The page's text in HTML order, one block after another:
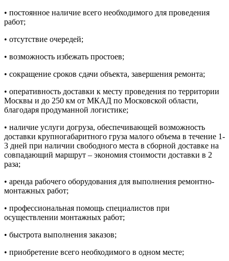
• постоянное наличие всего необходимого для проведения
работ;
• отсутствие очередей;
• возможность избежать простоев;
• сокращение сроков сдачи объекта, завершения ремонта;
• оперативность доставки к месту проведения по территории
Москвы и до 250 км от МКАД по Московской области,
благодаря продуманной логистике;
• наличие услуги догруза, обеспечивающей возможность
доставки крупногабаритного груза малого объема в течение 1-
3 дней при наличии свободного места в сборной доставке на
совпадающий маршрут – экономия стоимости доставки в 2
раза;
• аренда рабочего оборудования для выполнения ремонтно-
монтажных работ;
• профессиональная помощь специалистов при
осуществлении монтажных работ;
• быстрота выполнения заказов;
• приобретение всего необходимого в одном месте;